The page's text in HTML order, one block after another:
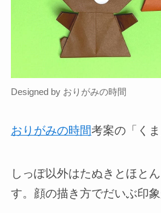
Designed by おりがみの時間
おりがみの時間考案の「くま
しっぽ以外はたぬきとほと
す。顔の描き方でだいぶ印